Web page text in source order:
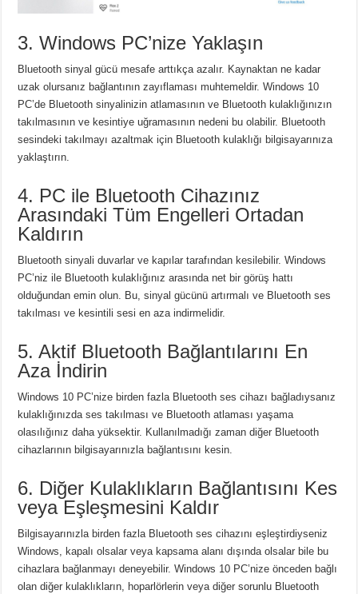
3. Windows PC’nize Yaklaşın
Bluetooth sinyal gücü mesafe arttıkça azalır. Kaynaktan ne kadar
uzak olursanız bağlantının zayıflaması muhtemeldir.Windows 10
PC’de Bluetooth sinyalinizin atlamasının ve Bluetooth kulaklığınızın
takılmasının ve kesintiye uğramasının nedeni bu olabilir. Bluetooth
sesindeki takılmayı azaltmak için Bluetooth kulaklığı bilgisayarınıza
yaklaştırın.
4. PC ile Bluetooth Cihazınız
Arasındaki Tüm Engelleri Ortadan
Kaldırın
Bluetooth sinyali duvarlar ve kapılar tarafından kesilebilir.Windows
PC’niz ile Bluetooth kulaklığınız arasında net bir görüş hattı
olduğundan emin olun. Bu, sinyal gücünü artırmalı ve Bluetooth ses
takılması ve kesintili sesi en aza indirmelidir.
5. Aktif Bluetooth Bağlantılarını En
Aza İndirin
Windows 10 PC’nize birden fazla Bluetooth ses cihazı bağladıysanız
kulaklığınızda ses takılması ve Bluetooth atlaması yaşama
olasılığınız daha yüksektir. Kullanılmadığı zaman diğer Bluetooth
cihazlarının bilgisayarınızla bağlantısını kesin.
6. Diğer Kulaklıkların Bağlantısını Kes
veya Eşleşmesini Kaldır
Bilgisayarınızla birden fazla Bluetooth ses cihazını eşleştirdiyseniz
Windows, kapalı olsalar veya kapsama alanı dışında olsalar bile bu
cihazlara bağlanmayı deneyebilir.Windows 10 PC’nize önceden bağlı
olan diğer kulaklıkların, hoparlörlerin veya diğer sorunlu Bluetooth